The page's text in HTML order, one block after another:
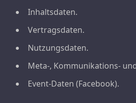
Inhaltsdaten.
Vertragsdaten.
Nutzungsdaten.
Meta-, Kommunikations-
Event-Daten (Facebook).